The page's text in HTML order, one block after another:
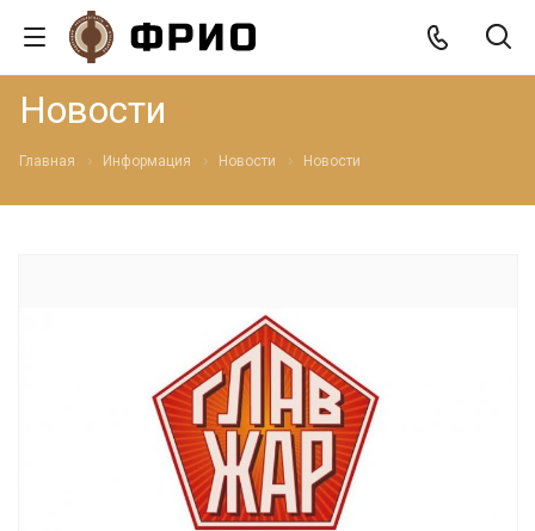
Новости
Главная Информация Новости Новости